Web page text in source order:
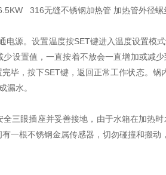
316无缝不锈钢加热管 加热管外径
电源。设置温度按SET键进入温度设置模
设置值，一直按着不放会一直增加或减
毕，按下SET键，返回正常工作状态。
漏水。
三眼插座并妥善接地，由于水箱在加热
一根不锈钢金属传感器，切勿碰撞和搬动